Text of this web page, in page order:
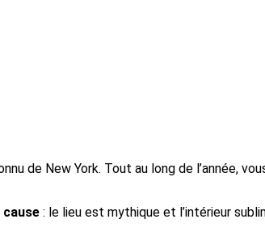
de New York. Tout au long de l’année,
cause : le lieu est mythique et l’intérieur